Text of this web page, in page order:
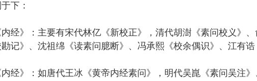
下：
经》：主要有宋代林亿《新校正》，清代胡澍《素问校义》、
勘记》、沈祖绵《读素问臆断》、冯承熙《校余偶识》、江有诰
经》：如唐代王冰《黄帝内经素问》，明代吴崑《素问吴注